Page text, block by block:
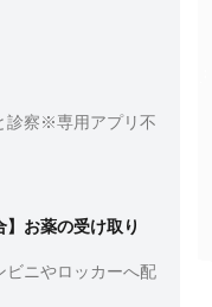
診察※専用アプリ不
】お薬の受け取り
ビニやロッカーへ配